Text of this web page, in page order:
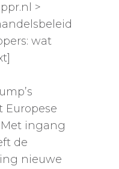
>
wat
Europese
ingang
de
nieuwe